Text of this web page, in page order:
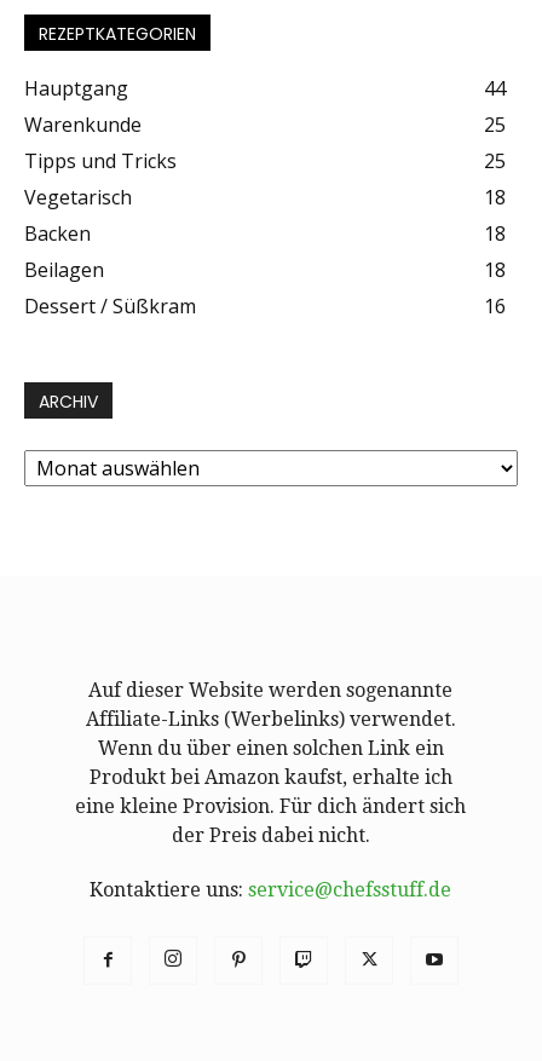
REZEPTKATEGORIEN
Hauptgang
44
Warenkunde
25
Tipps und Tricks
25
Vegetarisch
18
Backen
18
Beilagen
18
Dessert / Süßkram
16
ARCHIV
Archiv
Auf dieser Website werden sogenannte
Affiliate-Links (Werbelinks) verwendet.
Wenn du über einen solchen Link ein
Produkt bei Amazon kaufst, erhalte ich
eine kleine Provision. Für dich ändert sich
der Preis dabei nicht.
Kontaktiere uns:service@chefsstuff.de